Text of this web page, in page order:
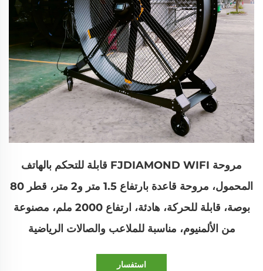
مروحة FJDIAMOND WIFI قابلة للتحكم بالهاتف
المحمول، مروحة قاعدة بارتفاع 1.5 متر و2 متر، قطر 80
بوصة، قابلة للحركة، هادئة، ارتفاع 2000 ملم، مصنوعة
من الألمنيوم، مناسبة للملاعب والصالات الرياضية
استفسار